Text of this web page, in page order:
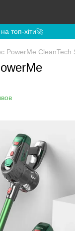
топ-хіти🚀
PowerMe CleanTech